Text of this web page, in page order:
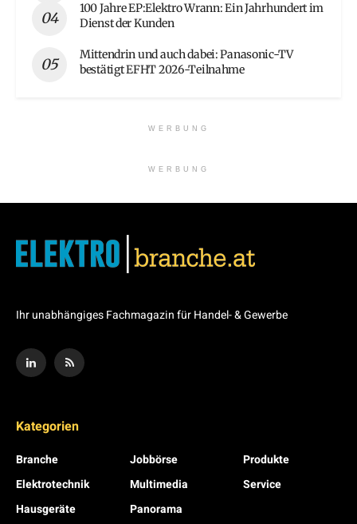
100 Jahre EP:Elektro Wrann: Ein Jahrhundert im
Dienst der Kunden
Mittendrin und auch dabei: Panasonic-TV
bestätigt EFHT 2026-Teilnahme
WERBUNG
WERBUNG
Ihr unabhängiges Fachmagazin für Handel- & Gewerbe
Kategorien
Branche
Elektrotechnik
Hausgeräte
Jobbörse
Multimedia
Panorama
Produkte
Service